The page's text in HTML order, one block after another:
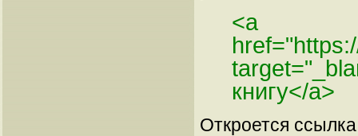
<a
книгу</a>
Откроется